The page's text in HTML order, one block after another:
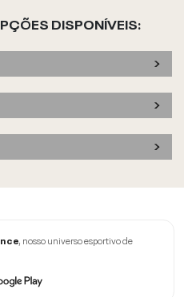
DISPONÍVEIS:
, nosso universo esportivo de